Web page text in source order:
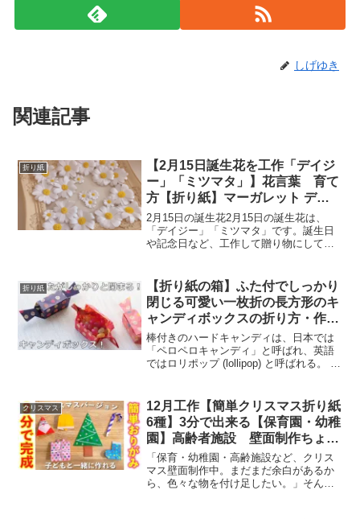
しげゆき
関連記事
折り紙
【2月15日誕生花を工作「デイジ
ー」「ミツマタ」】花言葉 育て
方【折り紙】マーガレット デイ
ジーの花の作り方【Origami
Paper】How to make a Paris
daisy Marguerite Daisy Flower
2月15日の誕生花2月15日の誕生花は、
「デイジー」「ミツマタ」です。誕生日
や記念日など、工作して贈り物にしてみ
いい花を咲かせるデイジー(雛菊・ヒナギ
ク)は、ヒナギ...
折り紙
【折り紙の箱】ふた付でしっかり
閉じる可愛い一枚折の長方形のキ
ャンディボックスの折り方・作り
方動画 Origami candy box【音声
解説つき】/かんたん折り紙チャ
ンネル
棒付きのハードキャンディは、日本では
「ペロペロキャンディ」と呼ばれ、英語
ではロリポップ (lollipop) と呼ばれる。 ま
ポップという。 ブランド名であるポプシ
クル...
クリスマス
12月工作【簡単クリスマス折り紙
6種】3分で出来る【保育園・幼稚
園】高齢者施設 壁面制作ちょい
足し
「保育・幼稚園・高齢施設など、クリス
マス壁面制作中。まだまだ余白があるか
ら、色々な物を付け足したい。」そんな